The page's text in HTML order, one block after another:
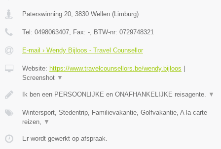
Paterswinning 20 3830 Wellen ( Limburg)
Tel: 0498063407 , Fax: - , BTW-nr: 0729748321
E-mail › Wendy Bijloos - Travel Counsellor
Website: https://www.travelcounsellors.be/wendy.bijloos
Screenshot ▼
Ik ben een PERSOONLIJKE en ONAFHANKELIJKE reisagente. ▼
Wintersport, Stedentrip, Familievakantie, Golfvakantie, A la carte
reizen,
▼
Er wordt gewerkt op afspraak.